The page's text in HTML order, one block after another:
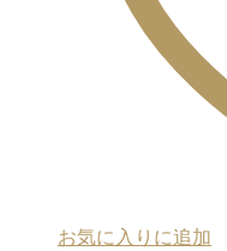
お気に入りに追加